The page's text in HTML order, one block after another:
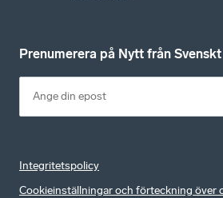
Prenumerera på Nytt från
Integritetspolicy
Cookieinställningar och förteckning över